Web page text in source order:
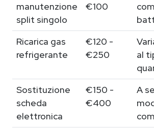
manutenzione
split singolo
€100
Ricarica gas
refrigerante
€120 -
€250
al
Sostituzione
scheda
elettronica
€150 -
€400
A